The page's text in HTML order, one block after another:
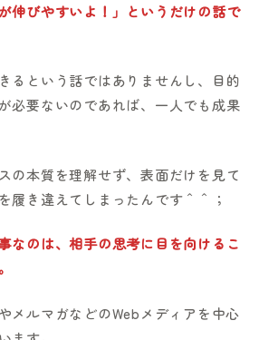
伸びやすいよ！」というだけの話で
るという話ではありませんし、目的
必要ないのであれば、一人でも成果
の本質を理解せず、表面だけを見て
履き違えてしまったんです＾＾；
なのは、相手の思考に目を向けるこ
メルマガなどのWebメディアを中心